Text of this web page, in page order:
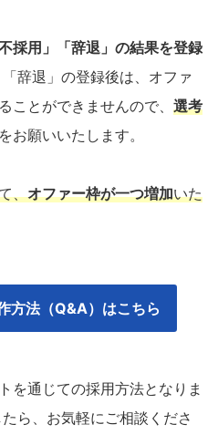
採用」「辞退」の結果を登録
辞退」の登録後は、オファ
ことができませんので、 選考
お願いいたします。
、オファー枠が一つ増加いた
方法（Q&A）はこちら
を通じての採用方法となりま
ら、お気軽にご相談くださ